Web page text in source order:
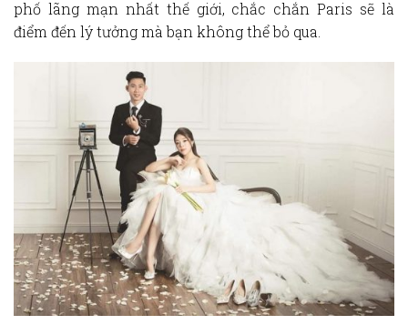
phố lãng mạn nhất thế giới, chắc chắn Paris sẽ là
điểm đến lý tưởng mà bạn không thể bỏ qua.